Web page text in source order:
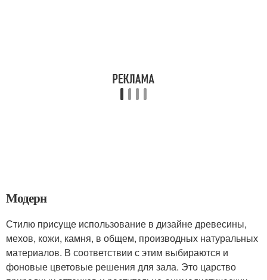
Модерн
Стилю присуще использование в дизайне древесины,
мехов, кожи, камня, в общем, производных натуральных
материалов. В соответствии с этим выбираются и
фоновые цветовые решения для зала. Это царство